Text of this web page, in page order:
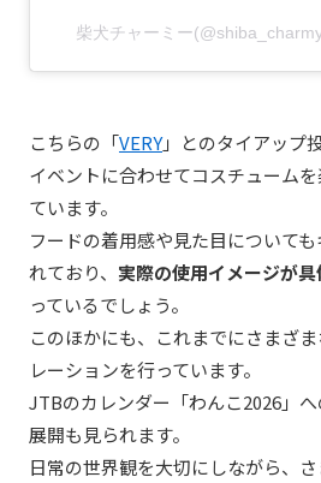
柴犬チャーミー
こちらの「VERY」とのタイアップ
イベントに合わせてコスチューム
ています。
フードの着用感や見た目について
れており、 実際の使用イメージが
っているでしょう。
このほかにも、これまでにさまざ
レーションを行っています。
JTBのカレンダー「わんこ2026」
展開も見られます。
日常の世界観を大切にしながら、